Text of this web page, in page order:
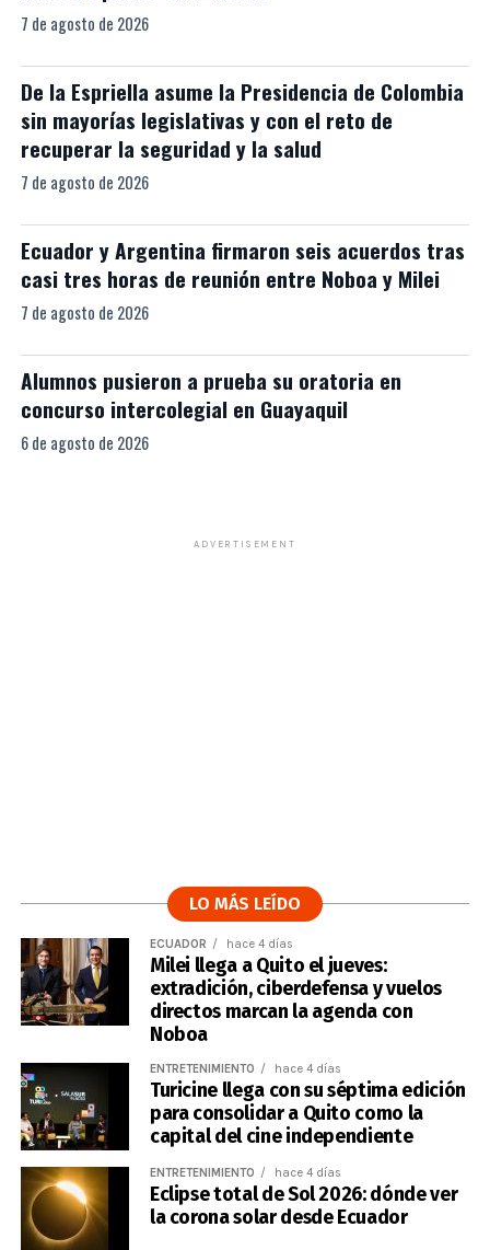
7 de agosto de 2026
De la Espriella asume la Presidencia de Colombia
sin mayorías legislativas y con el reto de
recuperar la seguridad y la salud
7 de agosto de 2026
Ecuador y Argentina firmaron seis acuerdos tras
casi tres horas de reunión entre Noboa y Milei
7 de agosto de 2026
Alumnos pusieron a prueba su oratoria en
concurso intercolegial en Guayaquil
6 de agosto de 2026
ADVERTISEMENT
LO MÁS LEÍDO
ECUADOR hace 4 días
Milei llega a Quito el jueves:
extradición, ciberdefensa y vuelos
directos marcan la agenda con
Noboa
ENTRETENIMIENTO hace 4 días
Turicine llega con su séptima edición
para consolidar a Quito como la
capital del cine independiente
ENTRETENIMIENTO hace 4 días
Eclipse total de Sol 2026: dónde ver
la corona solar desde Ecuador